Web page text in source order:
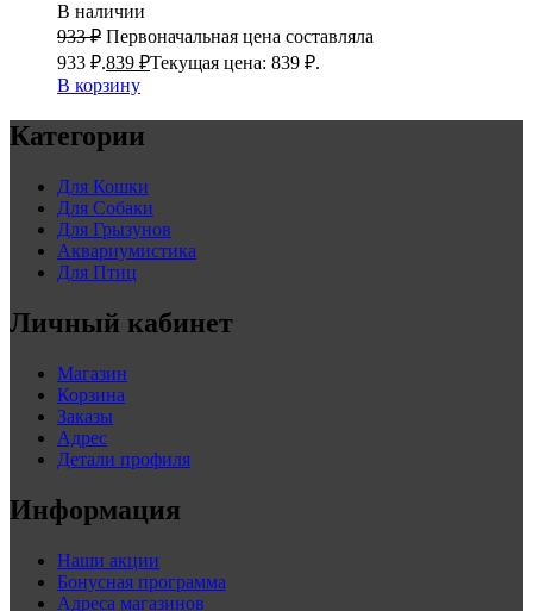
В наличии
933₽ Первоначальная цена составляла
933 ₽.839 ₽Текущая цена: 839 ₽.
В корзину
Категории
Для Кошки
Для Собаки
Для Грызунов
Аквариумистика
Для Птиц
Личный кабинет
Магазин
Корзина
Заказы
Адрес
Детали профиля
Информация
Наши акции
Бонусная программа
Адреса магазинов